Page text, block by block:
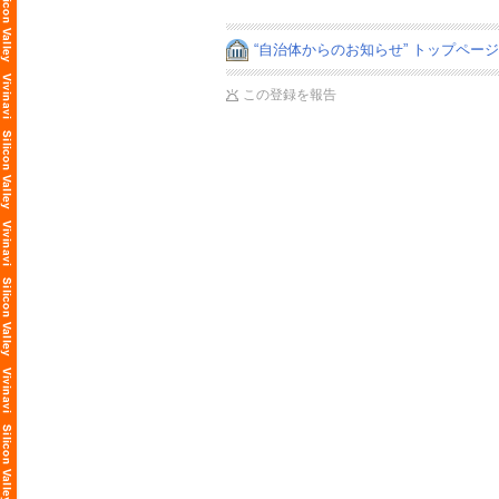
“自治体からのお知らせ” トップペー
この登録を報告